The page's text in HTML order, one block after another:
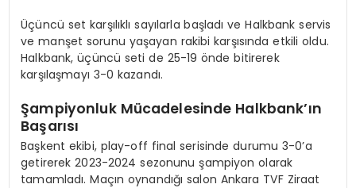
Üçüncü set karşılıklı sayılarla başladı ve Halkbank servis
ve manşet sorunu yaşayan rakibi karşısında etkili oldu.
Halkbank, üçüncü seti de 25-19 önde bitirerek
karşılaşmayı 3-0 kazandı.
Şampiyonluk Mücadelesinde Halkbank’ın
Başarısı
Başkent ekibi, play-off final serisinde durumu 3-0’a
getirerek 2023-2024 sezonunu şampiyon olarak
tamamladı. Maçın oynandığı salon Ankara TVF Ziraat